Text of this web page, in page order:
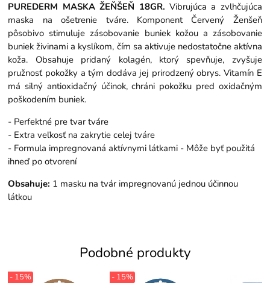
PUREDERM MASKA ŽEŇŠEŇ 18GR. Vibrujúca a zvlhčujúca
maska ​​na ošetrenie tváre. Komponent Červený Ženšeň
pôsobivo stimuluje zásobovanie buniek kožou a zásobovanie
buniek živinami a kyslíkom, čím sa aktivuje nedostatočne aktívna
koža. Obsahuje pridaný kolagén, ktorý spevňuje, zvyšuje
pružnosť pokožky a tým dodáva jej prirodzený obrys. Vitamín E
má silný antioxidačný účinok, chráni pokožku pred oxidačným
poškodením buniek.
- Perfektné pre tvar tváre
- Extra veľkosť na zakrytie celej tváre
- Formula impregnovaná aktívnymi látkami - Môže byť použitá
ihneď po otvorení
Obsahuje: 1 masku na tvár impregnovanú jednou účinnou
látkou
Podobné produkty
- 15% - 15%